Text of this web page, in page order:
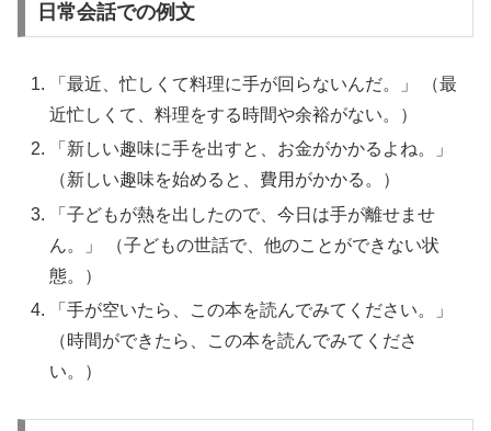
日常会話での例文
「最近、忙しくて料理に手が回らないんだ。」 （最
近忙しくて、料理をする時間や余裕がない。）
「新しい趣味に手を出すと、お金がかかるよね。」
（新しい趣味を始めると、費用がかかる。）
「子どもが熱を出したので、今日は手が離せませ
ん。」 （子どもの世話で、他のことができない状
態。）
「手が空いたら、この本を読んでみてください。」
（時間ができたら、この本を読んでみてくださ
い。）